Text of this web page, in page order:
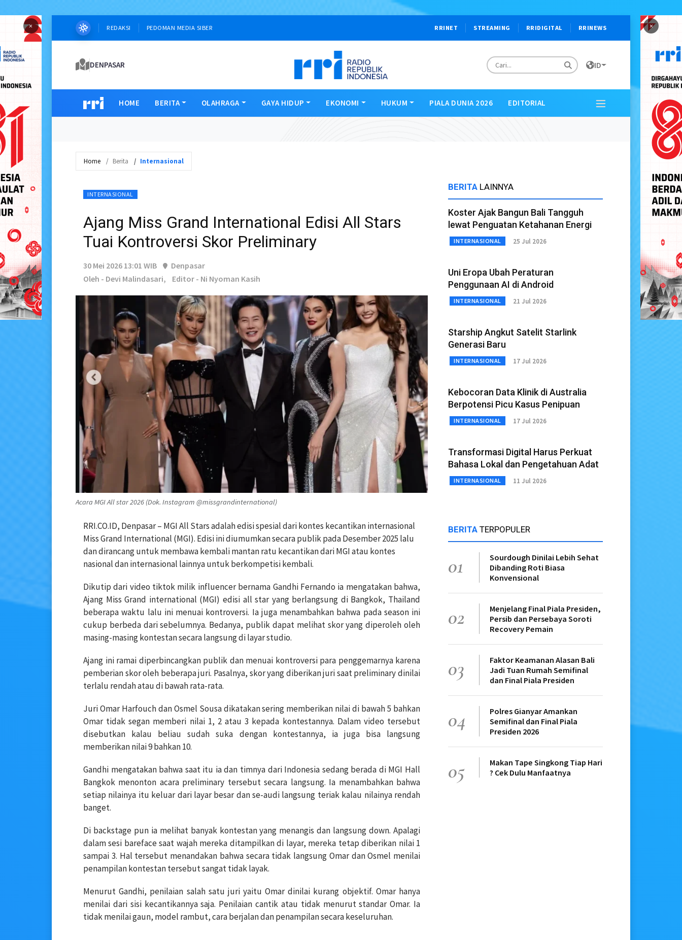
× ×
REDAKSI PEDOMAN MEDIA SIBER RRINET STREAMING RRIDIGITAL RRINEWS
DENPASAR ID
HOME BERITA OLAHRAGA GAYA HIDUP EKONOMI HUKUM PIALA DUNIA 2026 EDITORIAL
Home Berita Internasional
INTERNASIONAL
Ajang Miss Grand International Edisi All Stars
Tuai Kontroversi Skor Preliminary
30 Mei 2026 13:01 WIB
Denpasar
Oleh - Devi Malindasari,
Editor - Ni Nyoman Kasih
Acara MGI All star 2026 (Dok. Instagram @missgrandinternational)
RRI.CO.ID, Denpasar – MGI All Stars adalah edisi spesial dari kontes kecantikan internasional
Miss Grand International (MGI). Edisi ini diumumkan secara publik pada Desember 2025 lalu
dan dirancang untuk membawa kembali mantan ratu kecantikan dari MGI atau kontes
nasional dan internasional lainnya untuk berkompetisi kembali.
Dikutip dari video tiktok milik influencer bernama Gandhi Fernando ia mengatakan bahwa,
Ajang Miss Grand international (MGI) edisi all star yang berlangsung di Bangkok, Thailand
beberapa waktu lalu ini menuai kontroversi. Ia juga menambahkan bahwa pada season ini
cukup berbeda dari sebelumnya. Bedanya, publik dapat melihat skor yang diperoleh oleh
masing-masing kontestan secara langsung di layar studio.
Ajang ini ramai diperbincangkan publik dan menuai kontroversi para penggemarnya karena
pemberian skor oleh beberapa juri. Pasalnya, skor yang diberikan juri saat preliminary dinilai
terlalu rendah atau di bawah rata-rata.
Juri Omar Harfouch dan Osmel Sousa dikatakan sering memberikan nilai di bawah 5 bahkan
Omar tidak segan memberi nilai 1, 2 atau 3 kepada kontestannya. Dalam video tersebut
disebutkan kalau beliau sudah suka dengan kontestannya, ia juga bisa langsung
memberikan nilai 9 bahkan 10.
Gandhi mengatakan bahwa saat itu ia dan timnya dari Indonesia sedang berada di MGI Hall
Bangkok menonton acara preliminary tersebut secara langsung. Ia menambahkan bahwa
setiap nilainya itu keluar dari layar besar dan se-audi langsung teriak kalau nilainya rendah
banget.
Di backstage pun ia melihat banyak kontestan yang menangis dan langsung down. Apalagi
dalam sesi bareface saat wajah mereka ditampilkan di layar, mereka tetap diberikan nilai 1
sampai 3. Hal tersebut menandakan bahwa secara tidak langsung Omar dan Osmel menilai
penampilan kontestan tersebut sangat tidak layak.
Menurut Gandhi, penilaian salah satu juri yaitu Omar dinilai kurang objektif. Omar hanya
menilai dari sisi kecantikannya saja. Penilaian cantik atau tidak menurut standar Omar. Ia
tidak menilai gaun, model rambut, cara berjalan dan penampilan secara keseluruhan.
BERITA LAINNYA
Koster Ajak Bangun Bali Tangguh
lewat Penguatan Ketahanan Energi
INTERNASIONAL 25 Jul 2026
Uni Eropa Ubah Peraturan
Penggunaan AI di Android
INTERNASIONAL 21 Jul 2026
Starship Angkut Satelit Starlink
Generasi Baru
INTERNASIONAL 17 Jul 2026
Kebocoran Data Klinik di Australia
Berpotensi Picu Kasus Penipuan
INTERNASIONAL 17 Jul 2026
Transformasi Digital Harus Perkuat
Bahasa Lokal dan Pengetahuan Adat
INTERNASIONAL 11 Jul 2026
BERITA TERPOPULER
01
Sourdough Dinilai Lebih Sehat
Dibanding Roti Biasa
Konvensional
02
Menjelang Final Piala Presiden,
Persib dan Persebaya Soroti
Recovery Pemain
03
Faktor Keamanan Alasan Bali
Jadi Tuan Rumah Semifinal
dan Final Piala Presiden
04
Polres Gianyar Amankan
Semifinal dan Final Piala
Presiden 2026
05
Makan Tape Singkong Tiap Hari
? Cek Dulu Manfaatnya